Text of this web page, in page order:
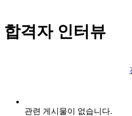
합격자 인터뷰
관련 게시물이 없습니다.